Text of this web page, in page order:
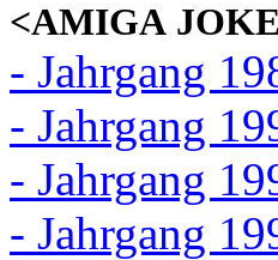
<AMIGA
- Jahrgang
- Jahrgang
- Jahrgang
- Jahrgang